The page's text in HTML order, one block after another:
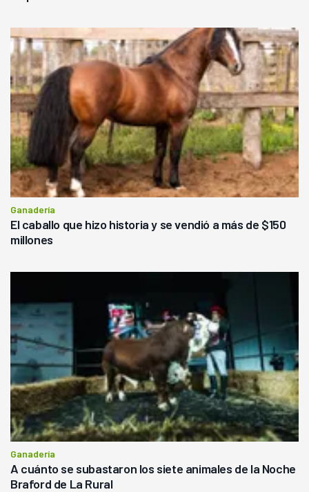
Ganadería
El caballo que hizo historia y se vendió a más de $150
millones
Ganadería
A cuánto se subastaron los siete animales de la Noche
Braford de La Rural